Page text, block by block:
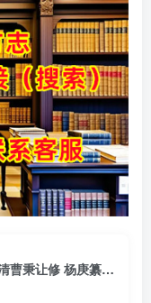
四川省宜宾市《嘉庆长宁县志》十二卷 清曹秉让修 杨庚纂PDF电子版地方志下载